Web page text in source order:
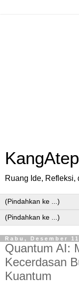
Ruang Ide, Refleksi,
Rabu, Desember
Quantum AI:
Kecerdasan
Kuantum